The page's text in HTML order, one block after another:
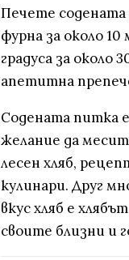
Печете содената
фурна за около
градуса за
апетитна
Содената питка е
желание да
лесен хляб,
кулинари. Друг
вкус хляб е
своите близни и